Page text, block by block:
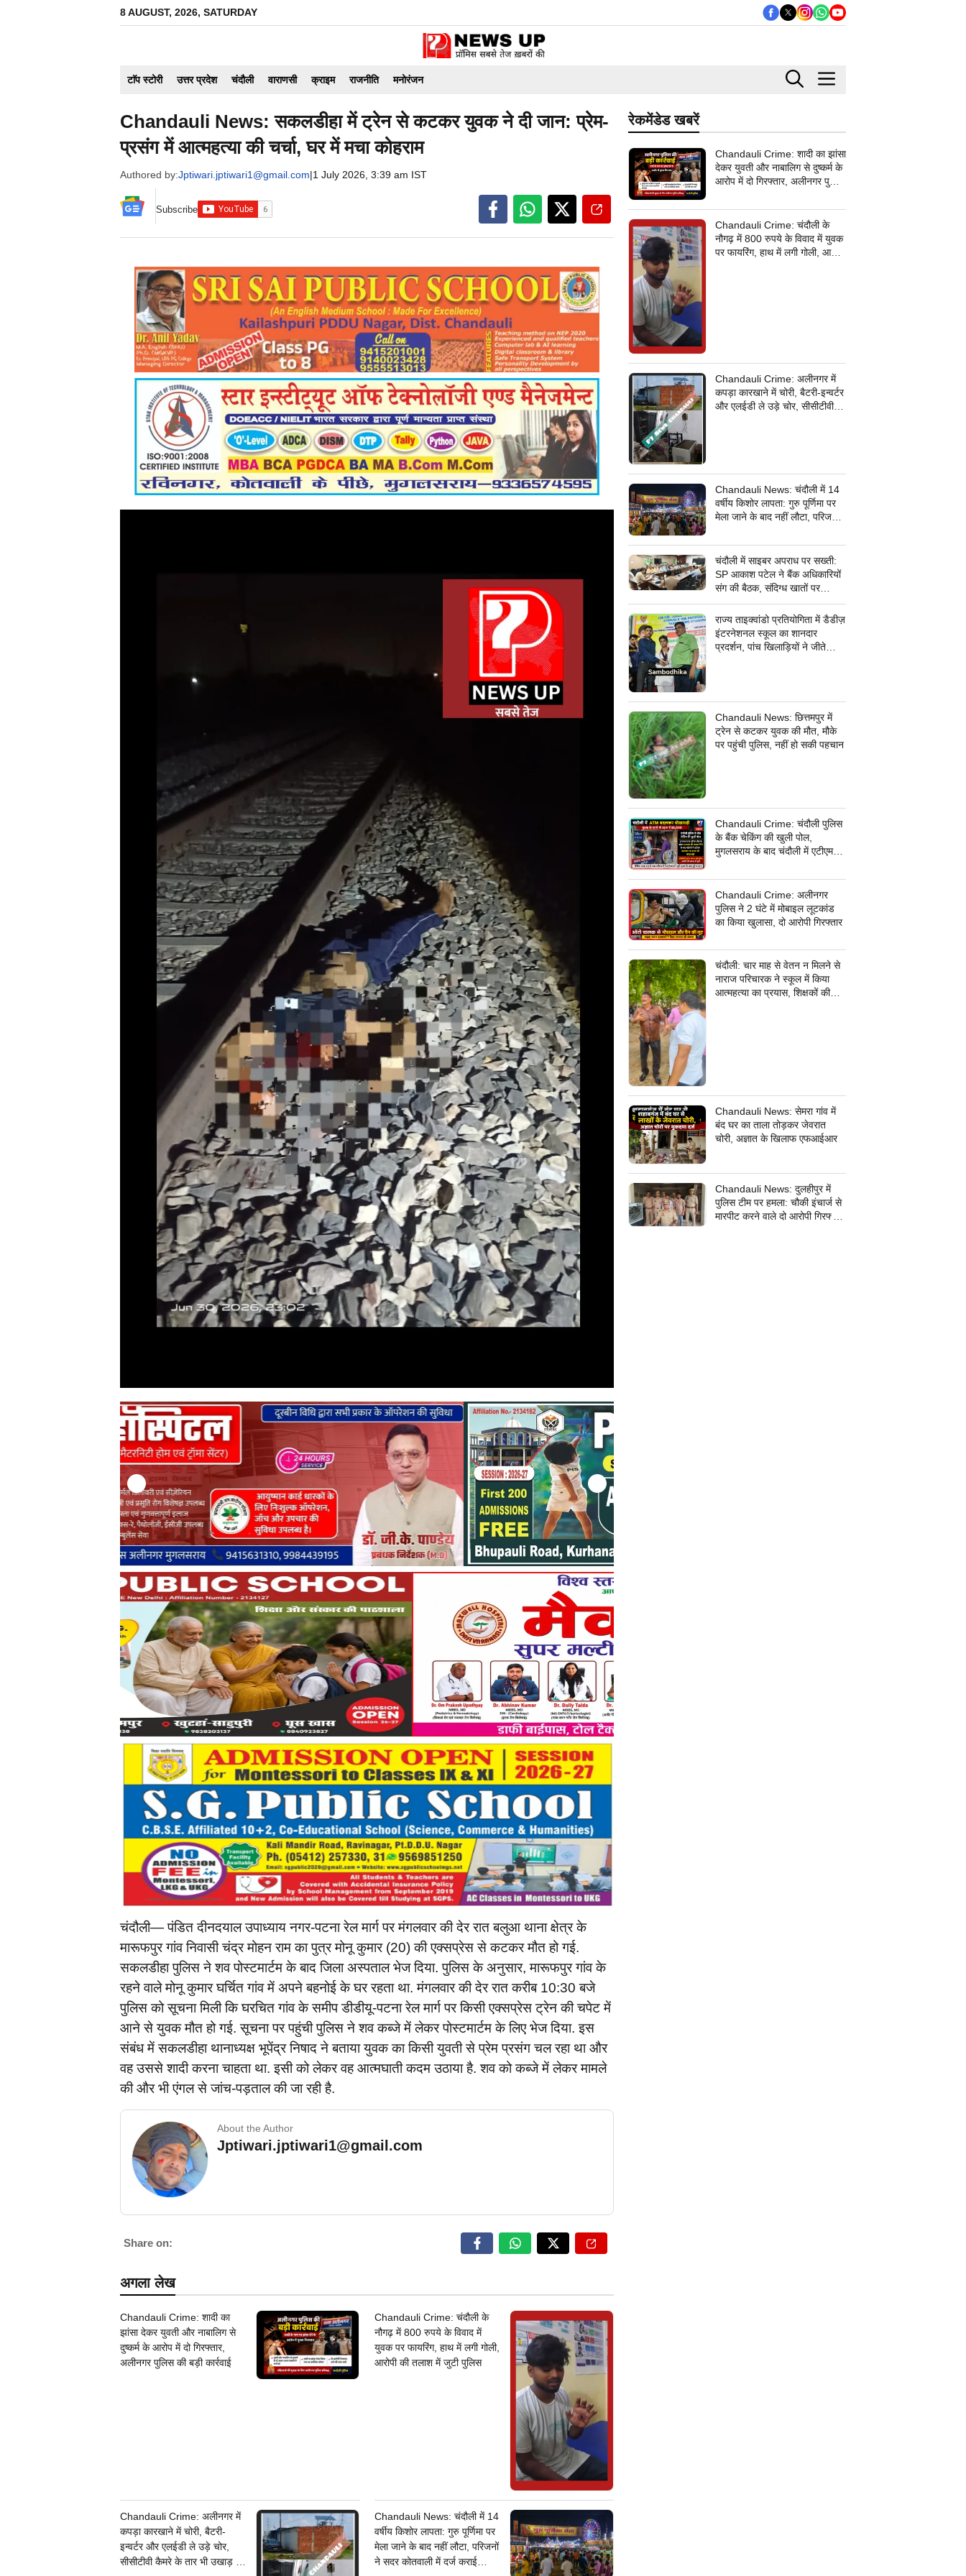
8 AUGUST, 2026, SATURDAY
टाॅप स्टोरी उत्तर प्रदेश चंदौली वाराणसी क्राइम राजनीति मनोरंजन
Chandauli News: सकलडीहा में ट्रेन से कटकर युवक ने दी जान: प्रेम-
प्रसंग में आत्महत्या की चर्चा, घर में मचा कोहराम
Authored by:Jptiwari.jptiwari1@gmail.com|1 July 2026, 3:39 am IST
Subscribe
चंदौली— पंडित दीनदयाल उपाध्याय नगर-पटना रेल मार्ग पर मंगलवार की देर रात बलुआ थाना क्षेत्र के
मारूफपुर गांव निवासी चंद्र मोहन राम का पुत्र मोनू कुमार (20) की एक्सप्रेस से कटकर मौत हो गई.
सकलडीहा पुलिस ने शव पोस्टमार्टम के बाद जिला अस्पताल भेज दिया. पुलिस के अनुसार, मारूफपुर गांव के
रहने वाले मोनू कुमार घर्चित गांव में अपने बहनोई के घर रहता था. मंगलवार की देर रात करीब 10:30 बजे
पुलिस को सूचना मिली कि घरचित गांव के समीप डीडीयू-पटना रेल मार्ग पर किसी एक्सप्रेस ट्रेन की चपेट में
आने से युवक मौत हो गई. सूचना पर पहुंची पुलिस ने शव कब्जे में लेकर पोस्टमार्टम के लिए भेज दिया. इस
संबंध में सकलडीहा थानाध्यक्ष भूपेंद्र निषाद ने बताया युवक का किसी युवती से प्रेम प्रसंग चल रहा था और
वह उससे शादी करना चाहता था. इसी को लेकर वह आत्मघाती कदम उठाया है. शव को कब्जे में लेकर मामले
की और भी एंगल से जांच-पड़ताल की जा रही है.
About the Author
Jptiwari.jptiwari1@gmail.com
Share on:
अगला लेख
Chandauli Crime: शादी का
झांसा देकर युवती और नाबालिग से
दुष्कर्म के आरोप में दो गिरफ्तार,
अलीनगर पुलिस की बड़ी कार्रवाई
Chandauli Crime: चंदौली के
नौगढ़ में 800 रुपये के विवाद में
युवक पर फायरिंग, हाथ में लगी गोली,
आरोपी की तलाश में जुटी पुलिस
Chandauli Crime: अलीनगर में
कपड़ा कारखाने में चोरी, बैटरी-
इन्वर्टर और एलईडी ले उड़े चोर,
सीसीटीवी कैमरे के तार भी उखाड़ ले
Chandauli News: चंदौली में 14
वर्षीय किशोर लापता: गुरु पूर्णिमा पर
मेला जाने के बाद नहीं लौटा, परिजनों
ने सदर कोतवाली में दर्ज कराई
रेकमेंडेड खबरें
Chandauli Crime: शादी का झांसा
देकर युवती और नाबालिग से दुष्कर्म के
आरोप में दो गिरफ्तार, अलीनगर पुलिस
Chandauli Crime: चंदौली के
नौगढ़ में 800 रुपये के विवाद में युवक
पर फायरिंग, हाथ में लगी गोली, आरोपी
Chandauli Crime: अलीनगर में
कपड़ा कारखाने में चोरी, बैटरी-इन्वर्टर
और एलईडी ले उड़े चोर, सीसीटीवी
Chandauli News: चंदौली में 14
वर्षीय किशोर लापता: गुरु पूर्णिमा पर
मेला जाने के बाद नहीं लौटा, परिजनों
गुमशुदगी
चंदौली में साइबर अपराध पर सख्ती:
SP आकाश पटेल ने बैंक अधिकारियों
संग की बैठक, संदिग्ध खातों पर
निगरानी के दिए निर्देश
राज्य ताइक्वांडो प्रतियोगिता में डैडीज़
इंटरनेशनल स्कूल का शानदार
प्रदर्शन, पांच खिलाड़ियों ने जीते
Chandauli News: छित्तमपुर में
ट्रेन से कटकर युवक की मौत, मौके
पर पहुंची पुलिस, नहीं हो सकी पहचान
Chandauli Crime: चंदौली पुलिस
के बैंक चेकिंग की खुली पोल,
मुगलसराय के बाद चंदौली में एटीएम
जांच में जुटी पुलिस
Chandauli Crime: अलीनगर
पुलिस ने 2 घंटे में मोबाइल लूटकांड
का किया खुलासा, दो आरोपी गिरफ्तार
चंदौली: चार माह से वेतन न मिलने से
नाराज परिचारक ने स्कूल में किया
आत्महत्या का प्रयास, शिक्षकों की
Chandauli News: सेमरा गांव में
बंद घर का ताला तोड़कर जेवरात
चोरी, अज्ञात के खिलाफ एफआईआर
Chandauli News: दुलहीपुर में
पुलिस टीम पर हमला: चौकी इंचार्ज से
मारपीट करने वाले दो आरोपी गिरफ्तार,